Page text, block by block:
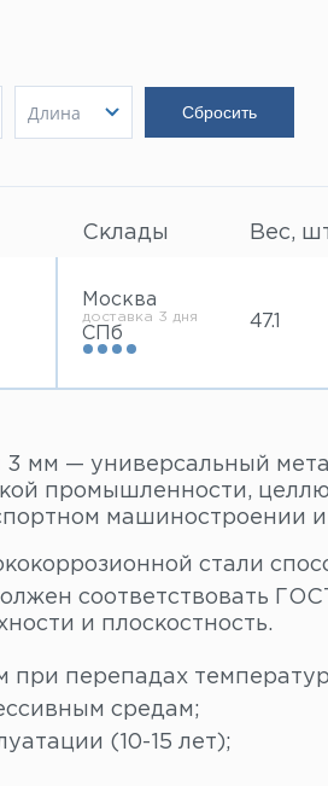
Длина
Склады Вес,
Москва
доставка 3 дня
СПб
47.1
мм — универсальный
промышленности,
машиностроении и
стали
соответствовать
и плоскостность.
при перепадах
средам;
(10-15 лет);